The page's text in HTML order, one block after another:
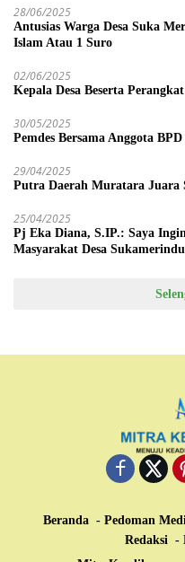
28/06/2025
Antusias Warga Desa Suka
Islam Atau 1 Suro
02/06/2025
Kepala Desa Beserta
30/05/2025
Pemdes Bersama Anggota
29/04/2025
Putra Daerah Muratara Juara
25/04/2025
Pj Eka Diana, S.IP.: Saya
Masyarakat Desa
Beranda Pedoman
Redaksi